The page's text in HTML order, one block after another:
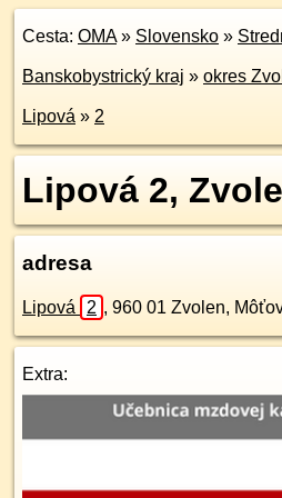
Cesta: OMA» Slovensko »
Banskobystrický kraj » okres
Lipová » 2
Lipová 2,
adresa
Lipová 2 , 960 01 Zvolen,
Extra: